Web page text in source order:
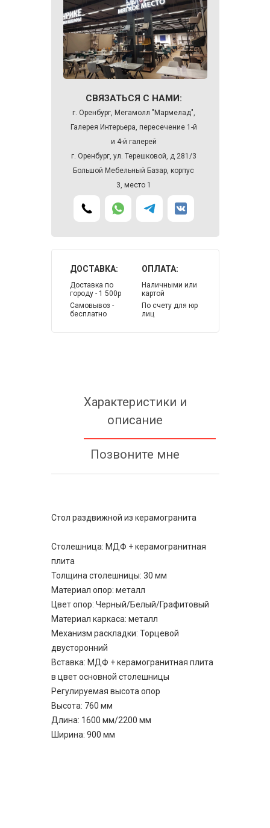
СВЯЗАТЬСЯ С НАМИ:
г. Оренбург, Мегамолл "Мармелад",
Галерея Интерьера, пересечение 1-й
и 4-й галерей
г. Оренбург, ул. Терешковой, д 281/3
Большой Мебельный Базар, корпус
3, место 1
ДОСТАВКА:
Доставка по
городу - 1 500р
Самовывоз -
бесплатно
ОПЛАТА:
Наличными или
картой
По счету для юр
лиц
Характеристики и
описание
Позвоните мне
Стол раздвижной из керамогранита
Столешница: МДФ + керамогранитная
плита
Толщина столешницы: 30 мм
Материал опор: металл
Цвет опор: Черный/Белый/Графитовый
Материал каркаса: металл
Механизм раскладки: Торцевой
двусторонний
Вставка: МДФ + керамогранитная плита
в цвет основной столешницы
Регулируемая высота опор
Высота: 760 мм
Длина: 1600 мм/2200 мм
Ширина: 900 мм